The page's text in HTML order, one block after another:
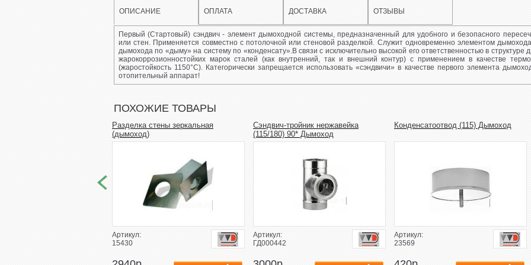
ОПИСАНИЕ ОПЛАТА ДОСТАВКА ОТЗЫВЫ
Первый (Стартовый) сэндвич - элемент дымоходной системы, предназначенный для удобного и безопасного
или стен. Применяется совместно с потолочной или стеновой разделкой. Служит одновременно элементом
дымохода по «дыму» на систему по «конденсату».В связи с исключительно высокой его ответственностью в структуре
жарокоррозионностойких марок сталей (как внутренний, так и внешний контур) с применением в качестве
(жаростойкость 1150°С). Категорически запрещается использовать «сэндвичи» в качестве первого элемента
отопительный аппарат!
ПОХОЖИЕ ТОВАРЫ
Разделка стены зеркальная
(дымоход)
Артикул:
15430
Сэндвич-тройник нержавейка
(115/180) 90* Дымоход
Артикул:
ГД000442
Конденсатоотвод (115) Дымоход
Артикул:
23569